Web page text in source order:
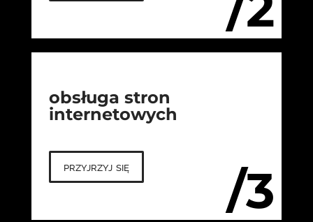
/3
obsługa stron
internetowych
przyjrzyj się